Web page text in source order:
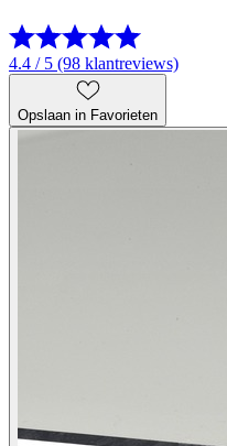
4.4 / 5 (98 klantreviews)
Opslaan in Favorieten